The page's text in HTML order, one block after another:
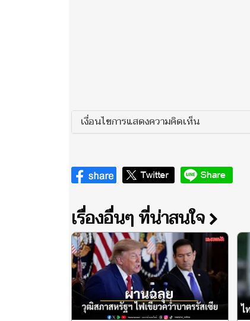
เงื่อนไขการแสดงความคิดเห็น
เรื่องอื่นๆ ที่น่าสนใจ